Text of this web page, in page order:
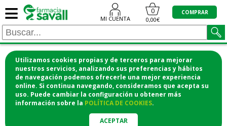
Utilizamos cookies propias y de terceros para mejorar
nuestros servicios, analizando sus preferencias y hábitos
de navegación podemos ofrecerle una mejor experiencia
online. Si continua navegando, consideramos que acepta su
uso. Puede cambiar la configuración u obtener más
información sobre la POLÍTICA DE COOKIES.
ACEPTAR
≡ MI CUENTA
0
0,00€
COMPRAR
¡COMPRA CÓMODAMENTE
DESDE CASA Y RECOGE EN LA
FARMACIA!o si lo prefieres te lo mandamos
a casa